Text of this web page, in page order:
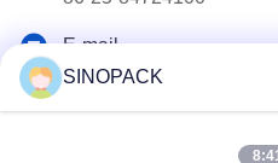
E-mail
yiyu@fibc.net.cn
SINOPACK